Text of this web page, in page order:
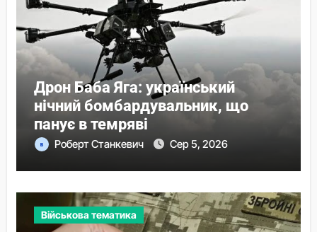
Дрон Баба Яга: український
нічний бомбардувальник, що
панує в темряві
Роберт Станкевич Сер 5, 2026
Військова тематика